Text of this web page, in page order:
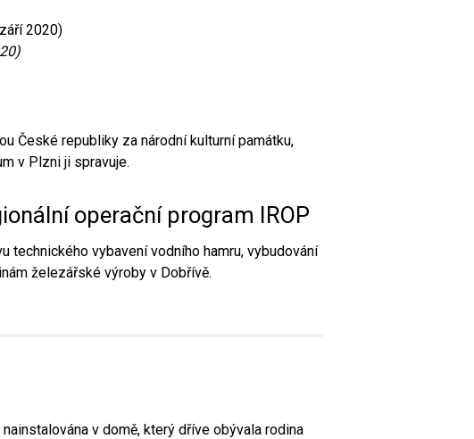
2020)
České republiky za národní kulturní památku,
v Plzni ji spravuje.
operační program IROP
technického vybavení vodního hamru, vybudování
železářské výroby v Dobřívě.
v domě, který dříve obývala rodina